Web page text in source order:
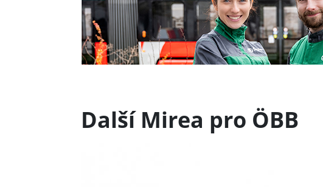
Další Mirea pro ÖBB